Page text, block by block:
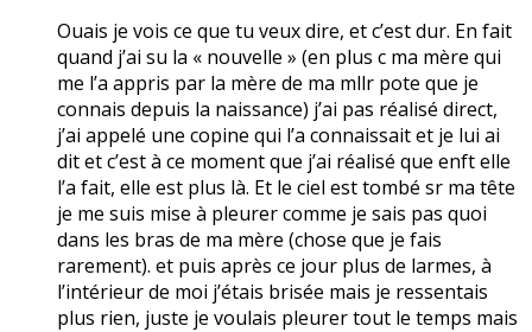
Ouais je vois ce que tu veux dire, et c’est dur. En fait
quand j’ai su la « nouvelle » (en plus c ma mère qui
me l’a appris par la mère de ma mllr pote que je
connais depuis la naissance) j’ai pas réalisé direct,
j’ai appelé une copine qui l’a connaissait et je lui ai
dit et c’est à ce moment que j’ai réalisé que enft elle
l’a fait, elle est plus là. Et le ciel est tombé sr ma tête
je me suis mise à pleurer comme je sais pas quoi
dans les bras de ma mère (chose que je fais
rarement). et puis après ce jour plus de larmes, à
l’intérieur de moi j’étais brisée mais je ressentais
plus rien, juste je voulais pleurer tout le temps mais